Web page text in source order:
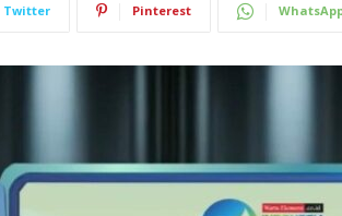
Twitter Pinterest